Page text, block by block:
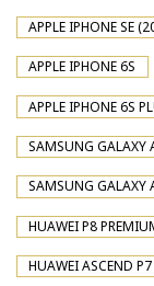
APPLE IPHONE SE
APPLE IPHONE 6S
APPLE IPHONE 6S
SAMSUNG GALAXY
SAMSUNG GALAXY
HUAWEI P8
HUAWEI ASCEND P7